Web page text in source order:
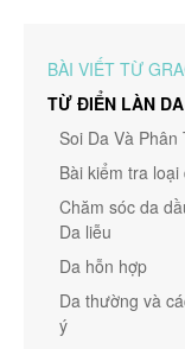
BÀI VIẾT TỪ
TỪ ĐIỂN LÀN DA
Soi Da Và
Bài kiểm tra
Chăm sóc da
Da liễu
Da hỗn hợp
Da thường và
ý